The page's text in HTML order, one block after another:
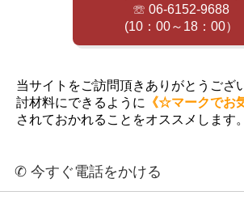
☏ 06-6152-9688
(10：00～18：00）
当サイトをご訪問頂きありがとうござ
討材料にできるように
《☆マークでお
されておかれることをオススメします。
✆ 今すぐ電話をかける